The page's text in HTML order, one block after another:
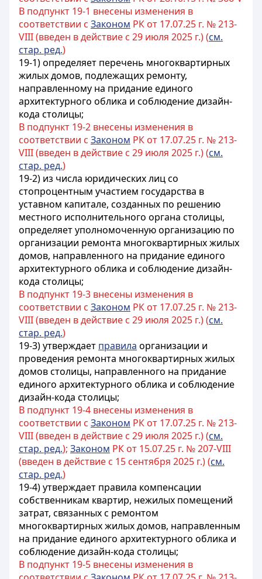
В подпункт 19-1 внесены изменения в
соответствии с Законом РК от 17.07.25 г. № 213-
VIII (введен в действие с 29 июля 2025 г.) (см.
стар. ред.)
19-1) определяет перечень многоквартирных
жилых домов, подлежащих ремонту,
направленному на придание единого
архитектурного облика и соблюдение дизайн-
кода столицы;
В подпункт 19-2 внесены изменения в
соответствии с Законом РК от 17.07.25 г. № 213-
VIII (введен в действие с 29 июля 2025 г.) (см.
стар. ред.)
19-2) из числа юридических лиц со
стопроцентным участием государства в
уставном капитале, созданных по решению
местного исполнительного органа столицы,
определяет уполномоченную организацию по
организации ремонта многоквартирных жилых
домов, направленного на придание единого
архитектурного облика и соблюдение дизайн-
кода столицы;
В подпункт 19-3 внесены изменения в
соответствии с Законом РК от 17.07.25 г. № 213-
VIII (введен в действие с 29 июля 2025 г.) (см.
стар. ред.)
19-3) утверждает правила организации и
проведения ремонта многоквартирных жилых
домов столицы, направленного на придание
единого архитектурного облика и соблюдение
дизайн-кода столицы;
В подпункт 19-4 внесены изменения в
соответствии с Законом РК от 17.07.25 г. № 213-
VIII (введен в действие с 29 июля 2025 г.) (см.
стар. ред.); Законом РК от 15.07.25 г. № 207-VIII
(введен в действие с 15 сентября 2025 г.) (см.
стар. ред.)
19-4) утверждает правила компенсации
собственникам квартир, нежилых помещений
затрат, связанных с ремонтом
многоквартирных жилых домов, направленным
на придание единого архитектурного облика и
соблюдение дизайн-кода столицы;
В подпункт 19-5 внесены изменения в